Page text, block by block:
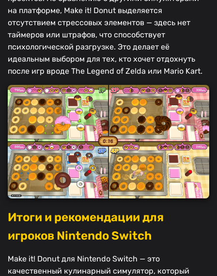
на платформе, Make it! Donut выделяется
отсутствием стрессовых элементов — здесь нет
таймеров или штрафов, что способствует
психологической разгрузке. Это делает её
идеальным выбором для тех, кто хочет отдохнуть
после игр вроде The Legend of Zelda или Mario Kart.
Итоги и рекомендации для
игроков Nintendo Switch
Make it! Donut для Nintendo Switch — это
качественный кулинарный симулятор, который